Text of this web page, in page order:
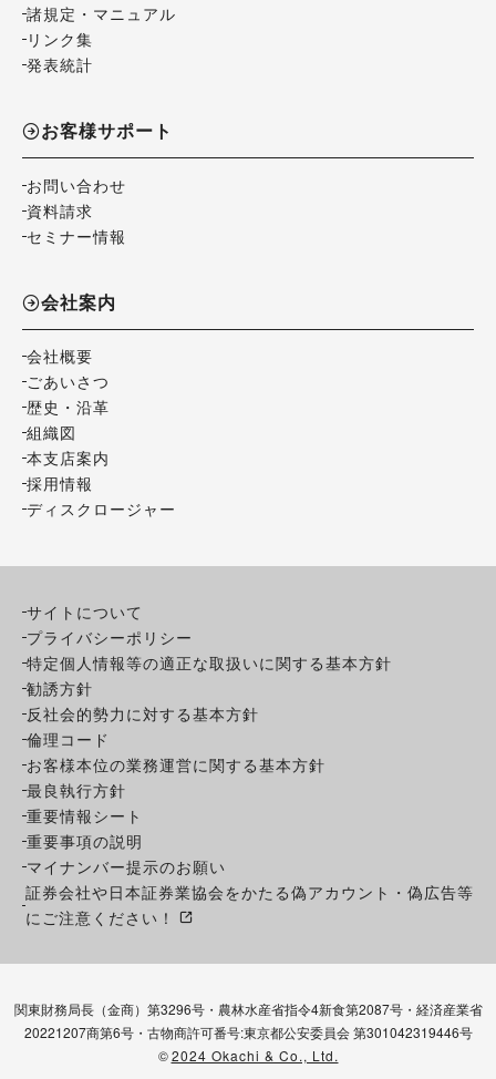
諸規定・マニュアル
リンク集
発表統計
お客様サポート
お問い合わせ
資料請求
セミナー情報
会社案内
会社概要
ごあいさつ
歴史・沿革
組織図
本支店案内
採用情報
ディスクロージャー
サイトについて
プライバシーポリシー
特定個人情報等の適正な取扱いに関する基本方針
勧誘方針
反社会的勢力に対する基本方針
倫理コード
お客様本位の業務運営に関する基本方針
最良執行方針
重要情報シート
重要事項の説明
マイナンバー提示のお願い
証券会社や日本証券業協会をかたる偽アカウント・偽広告等
にご注意ください！
関東財務局長（金商）第3296号・農林水産省指令4新食第2087号・経済産業省
20221207商第6号・古物商許可番号:東京都公安委員会 第301042319446号
©2024 Okachi & Co., Ltd.